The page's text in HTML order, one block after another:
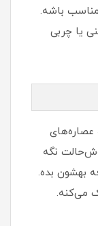
باشه.
یا چربی
نگه
بهشون بده.
می‌کنه.